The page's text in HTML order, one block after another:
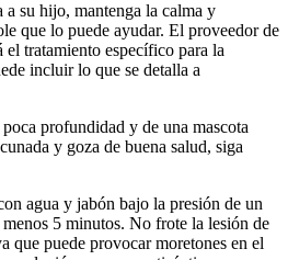
a su hijo, mantenga la calma y
que lo puede ayudar. El proveedor de
tratamiento específico para la
incluir lo que se detalla a
profundidad y de una mascota
y goza de buena salud, siga
agua y jabón bajo la presión de un
5 minutos. No frote la lesión de
que puede provocar moretones en el